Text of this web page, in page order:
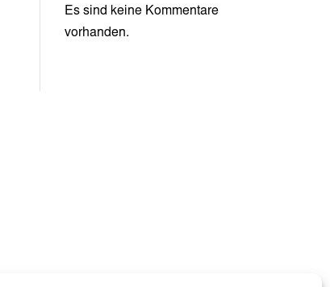
Es sind keine Kommentare
vorhanden.